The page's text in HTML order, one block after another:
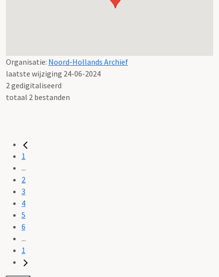
Organisatie: Noord-Hollands Archief
laatste wijziging 24-06-2024
2 gedigitaliseerd
totaal 2 bestanden
1
...
2
3
4
5
6
...
1